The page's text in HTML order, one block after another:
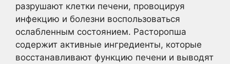
разрушают клетки печени, провоцируя
инфекцию и болезни воспользоваться
ослабленным состоянием. Расторопша
содержит активные ингредиенты, которые
восстанавливают функцию печени и выводят